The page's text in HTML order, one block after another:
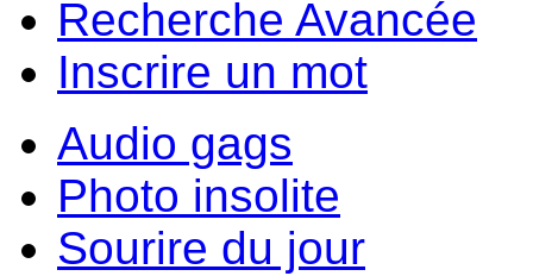
Recherche Avancée
Inscrire un mot
Audio gags
Photo insolite
Sourire du jour